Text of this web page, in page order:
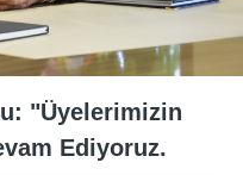
"Üyelerimizin
Ediyoruz.